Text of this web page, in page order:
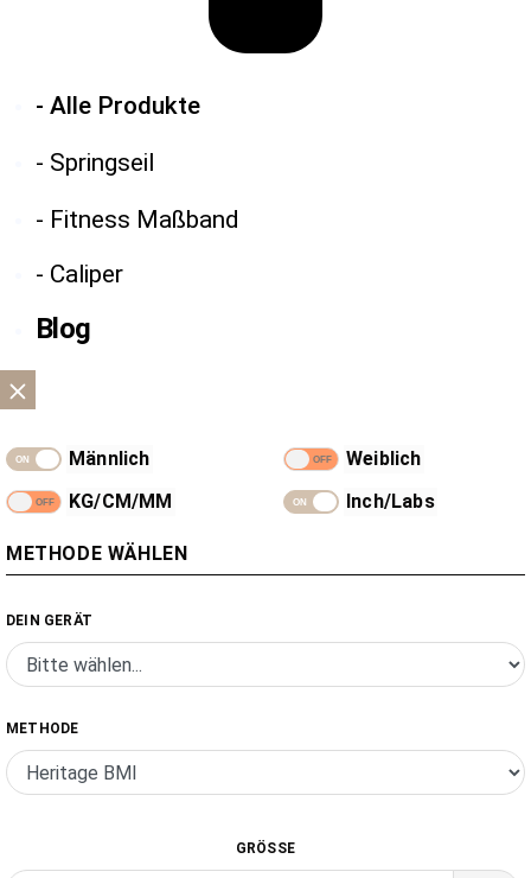
- Alle Produkte
- Springseil
- Fitness Maßband
- Caliper
Blog
Männlich
Weiblich
KG/CM/MM
Inch/Labs
METHODE WÄHLEN
DEIN GERÄT
METHODE
GRÖSSE